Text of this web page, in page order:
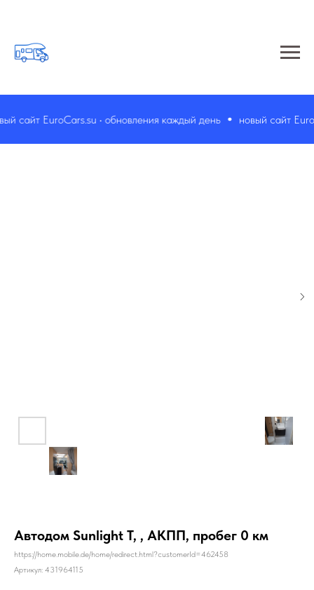
сайт EuroCars.su • обновления каждый день новый сайт
Автодом Sunlight T, , АКПП, пробег 0 км
https://home.mobile.de/home/redirect.html?customerId=462458
Артикул: 431964115